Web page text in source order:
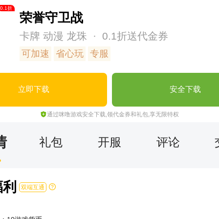
0.1折
荣誉守卫战
卡牌动漫 龙珠 · 0.1折送代金券
可加速 省心玩 专服
立即下载 安全下载
通过咪噜游戏安全下载,领代金券和礼包,享无限特权
礼包 开服 评论
双端互通